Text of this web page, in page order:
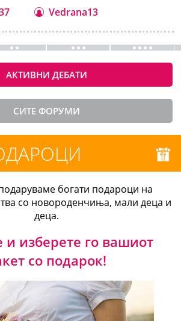
Vedrana13
АКТИВНИ ДЕБАТИ
СИТЕ ФОРУМИ
богати подароци на
со новороденчиња, мали деца и
деца.
и изберете го вашиот
со подарок!